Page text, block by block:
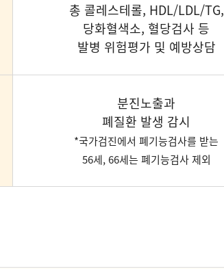
총 콜레스테롤, HDL/LDL/TG,
당화혈색소, 혈당검사 등
발병 위험평가 및 예방상담
분진노출과
폐질환 발생 감시
*국가검진에서 폐기능검사를 받는
56세, 66세는 폐기능검사 제외